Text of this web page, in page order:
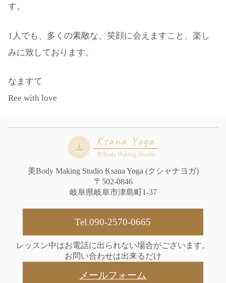
す。
1人でも、多くの素敵な、笑顔に会えますこと、楽し
みに致しております。
なますて
Ree with love
美Body Making Studio Ksana Yoga (クシャナヨガ)
〒502-0846
岐阜県岐阜市津島町1-37
Tel.090-2570-0665
レッスン中はお電話に出られない場合がございます。
お問い合わせは出来るだけ
メールフォーム